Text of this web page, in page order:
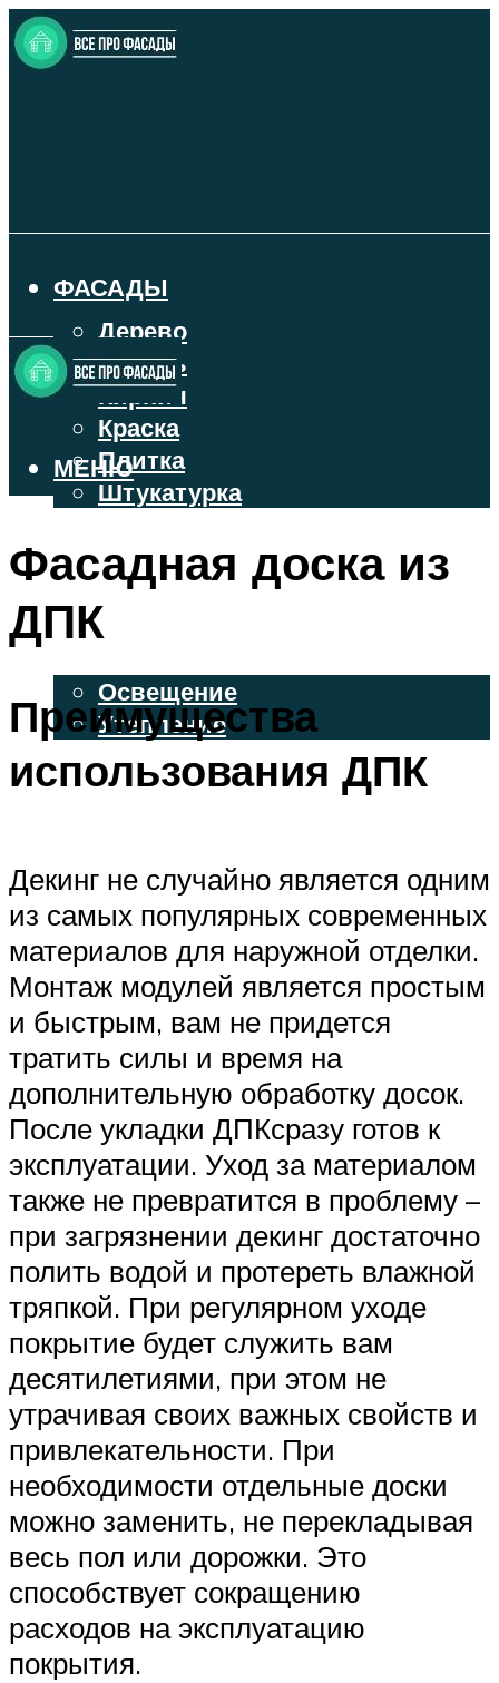
ФАСАДЫ
Дерево
Камень
Кирпич
Краска
Плитка
Штукатурка
ФАСАДНЫЙ САЙДИНГ
ОСВЕЩЕНИЕ И УТЕПЛЕНИЕ
Освещение
Утепление
ДЕКОР
МЕНЮ
Фасадная доска из
ДПК
Преимущества
использования ДПК
Декинг не случайно является одним
из самых популярных современных
материалов для наружной отделки.
Монтаж модулей является простым
и быстрым, вам не придется
тратить силы и время на
дополнительную обработку досок.
После укладки ДПКсразу готов к
эксплуатации. Уход за материалом
также не превратится в проблему –
при загрязнении декинг достаточно
полить водой и протереть влажной
тряпкой. При регулярном уходе
покрытие будет служить вам
десятилетиями, при этом не
утрачивая своих важных свойств и
привлекательности. При
необходимости отдельные доски
можно заменить, не перекладывая
весь пол или дорожки. Это
способствует сокращению
расходов на эксплуатацию
покрытия.